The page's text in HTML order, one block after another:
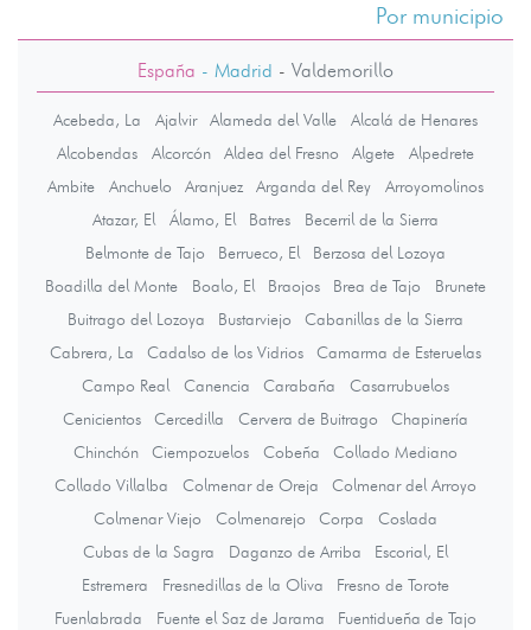
Por municipio
España - Madrid - Valdemorillo
Acebeda, La Ajalvir Alameda del Valle
Alcalá de Henares
Alcobendas
Alcorcón Aldea del Fresno Algete
Alpedrete
Ambite
Anchuelo Aranjuez Arganda del Rey
Arroyomolinos
Atazar, El
Álamo, El Batres
Becerril de la Sierra
Belmonte de Tajo
Berrueco, El
Berzosa del Lozoya
Boadilla del Monte
Boalo, El Braojos Brea de Tajo
Brunete
Buitrago del Lozoya
Bustarviejo
Cabanillas de la Sierra
Cabrera, La
Cadalso de los Vidrios
Camarma de Esteruelas
Campo Real
Canencia Carabaña
Casarrubuelos
Cenicientos
Cercedilla Cervera de Buitrago
Chapinería
Chinchón
Ciempozuelos Cobeña
Collado Mediano
Collado Villalba
Colmenar de Oreja
Colmenar del Arroyo
Colmenar Viejo
Colmenarejo Corpa
Coslada
Cubas de la Sagra
Daganzo de Arriba
Escorial, El
Estremera
Fresnedillas de la Oliva
Fresno de Torote
Fuenlabrada
Fuente el Saz de Jarama
Fuentidueña de Tajo